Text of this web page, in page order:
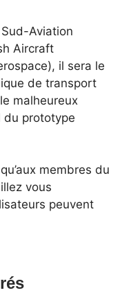
Aviation
Aircraft
il sera le
de transport
malheureux
du prototype
membres du
vous
peuvent